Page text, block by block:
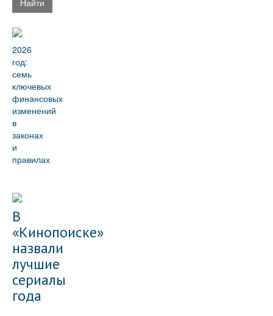
Найти
2026
год:
семь
ключевых
финансовых
изменений
в
законах
и
правилах
В
«Кинопоиске»
назвали
лучшие
сериалы
года